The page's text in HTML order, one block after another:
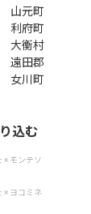
山元町
利府町
大衡村
遠田郡
女川町
込む
× モンテソ
× ヨコミネ